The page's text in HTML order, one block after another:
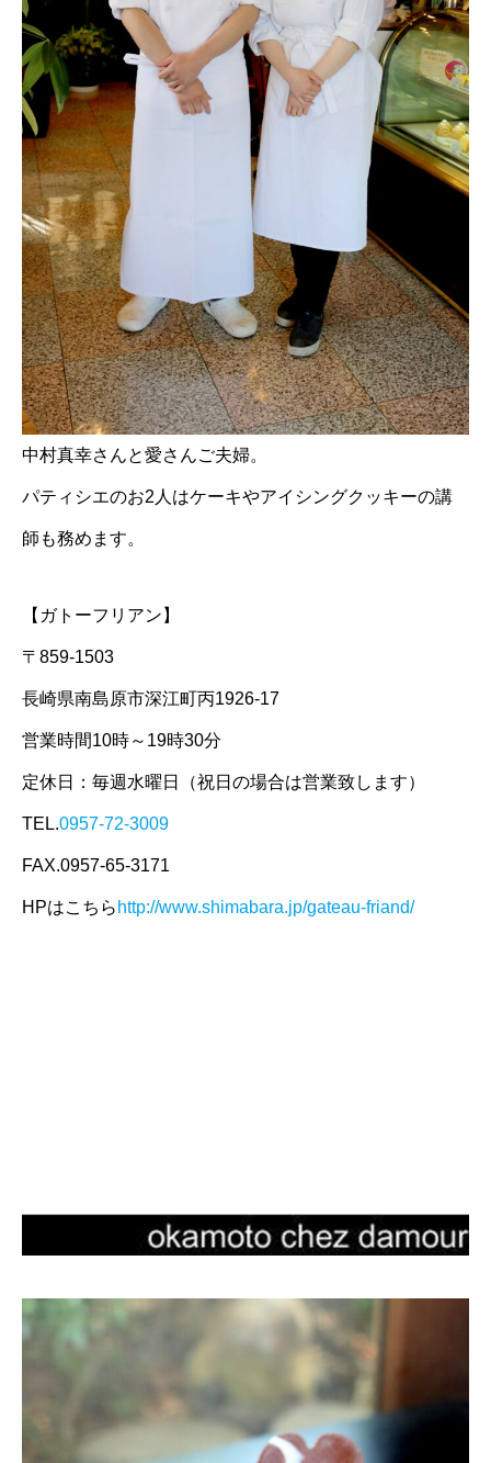
中村真幸さんと愛さんご夫婦。
パティシエのお2人はケーキやアイシングクッキーの講
師も務めます。
【ガトーフリアン】
〒859-1503
長崎県南島原市深江町丙1926-17
営業時間10時～19時30分
定休日：毎週水曜日（祝日の場合は営業致します）
TEL.0957-72-3009
FAX.0957-65-3171
HPはこちら http://www.shimabara.jp/gateau-friand/